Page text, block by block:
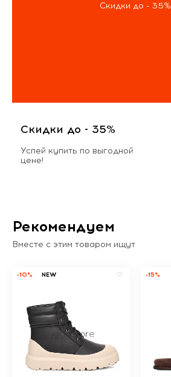
Скидки до - 35%
Скидки до - 35%
Успей купить по выгодной
цене!
Рекомендуем
Вместе с этим товаром ищут
-10% NEW -15%